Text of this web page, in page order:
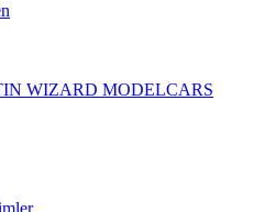
WIZARD MODELCARS